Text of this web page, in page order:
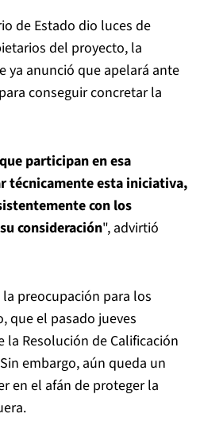
de Estado dio luces de
del proyecto, la
ya anunció que apelará ante
conseguir concretar la
participan en esa
técnicamente esta iniciativa,
con los
consideración", advirtió
preocupación para los
que el pasado jueves
la Resolución de Calificación
embargo, aún queda un
en el afán de proteger la